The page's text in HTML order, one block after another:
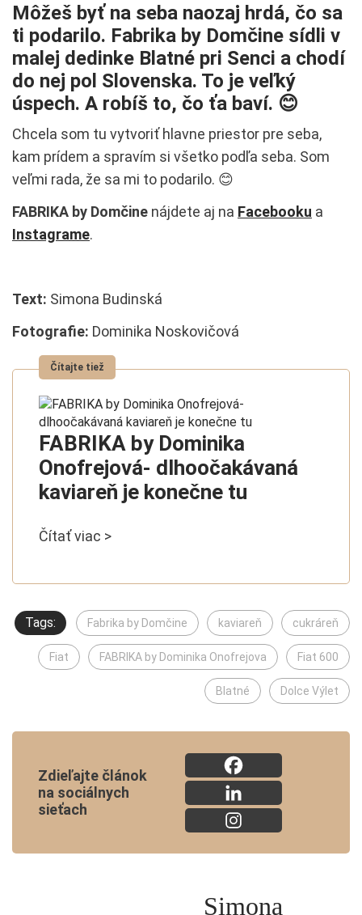
Môžeš byť na seba naozaj hrdá, čo sa
ti podarilo. Fabrika by Domčine sídli v
malej dedinke Blatné pri Senci a chodí
do nej pol Slovenska. To je veľký
úspech. A robíš to, čo ťa baví. 😊
Chcela som tu vytvoriť hlavne priestor pre seba,
kam prídem a spravím si všetko podľa seba. Som
veľmi rada, že sa mi to podarilo. 😊
FABRIKA by Domčine nájdete aj na Facebooku a
Instagrame.
Text: Simona Budinská
Fotografie: Dominika Noskovičová
FABRIKA by Dominika
Onofrejová- dlhoočakávaná
kaviareň je konečne tu
Čítať viac >
Tags: Fabrika by Domčine kaviareň cukráreň
Fiat FABRIKA by Dominika Onofrejova Fiat 600
Blatné Dolce Výlet
Zdieľajte článok
na sociálnych
sieťach
Simona